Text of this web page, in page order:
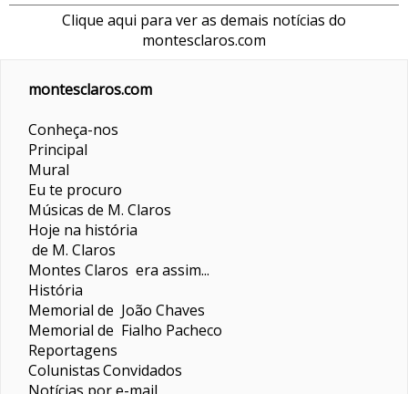
Clique aqui para ver as demais notícias do
montesclaros.com
montesclaros.com
Conheça-nos
Principal
Mural
Eu te procuro
Músicas de M. Claros
Hoje na história
de M. Claros
Montes Claros era assim...
História
Memorial de João Chaves
Memorial de Fialho Pacheco
Reportagens
ColunistasConvidados
Notícias por e-mail